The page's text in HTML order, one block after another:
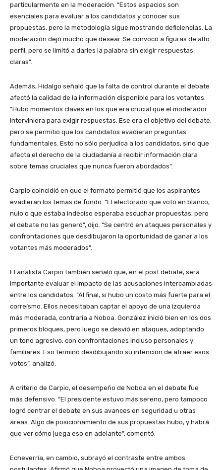
particularmente en la moderación. “Estos espacios son
esenciales para evaluar a los candidatos y conocer sus
propuestas, pero la metodología sigue mostrando deficiencias. La
moderación dejó mucho que desear. Se convocó a figuras de alto
perfil, pero se limitó a darles la palabra sin exigir respuestas
claras”.
Además, Hidalgo señaló que la falta de control durante el debate
afectó la calidad de la información disponible para los votantes.
“Hubo momentos claves en los que era crucial que el moderador
interviniera para exigir respuestas. Ese era el objetivo del debate,
pero se permitió que los candidatos evadieran preguntas
fundamentales. Esto no sólo perjudica a los candidatos, sino que
afecta el derecho de la ciudadanía a recibir información clara
sobre temas cruciales que nunca fueron abordados”.
Carpio coincidió en que el formato permitió que los aspirantes
evadieran los temas de fondo. “El electorado que votó en blanco,
nulo o que estaba indeciso esperaba escuchar propuestas, pero
el debate no las generó”, dijo. “Se centró en ataques personales y
confrontaciones que desdibujaron la oportunidad de ganar a los
votantes más moderados”.
El analista Carpio también señaló que, en el post debate, será
importante evaluar el impacto de las acusaciones intercambiadas
entre los candidatos. “Al final, sí hubo un costo más fuerte para el
correísmo. Ellos necesitaban captar el apoyo de una izquierda
más moderada, contraria a Noboa. González inició bien en los dos
primeros bloques, pero luego se desvió en ataques, adoptando
un tono agresivo, con confrontaciones incluso personales y
familiares. Eso terminó desdibujando su intención de atraer esos
votos”, analizó.
A criterio de Carpio, el desempeño de Noboa en el debate fue
más defensivo. “El presidente estuvo más sereno, pero tampoco
logró centrar el debate en sus avances en seguridad u otras
áreas. Algo de posicionamiento de sus propuestas hubo, y habrá
que ver cómo juega eso en adelante”, comentó.
Echeverría, en cambio, subrayó el contraste entre ambos